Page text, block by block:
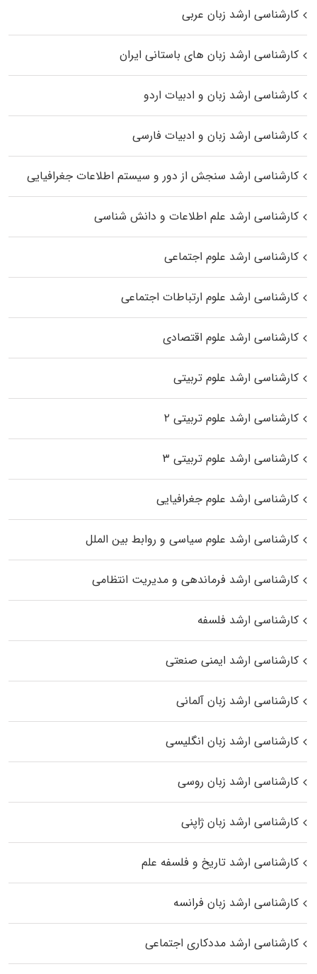
کارشناسی ارشد زبان عربی
کارشناسی ارشد زبان‌ های باستانی ایران
کارشناسی ارشد زبان و ادبیات اردو
کارشناسی ارشد زبان و ادبیات فارسی
کارشناسی ارشد سنجش از دور و سیستم اطلاعات جغرافیایی
کارشناسی ارشد علم اطلاعات و دانش شناسی
کارشناسی ارشد علوم اجتماعی
کارشناسی ارشد علوم ارتباطات اجتماعی
کارشناسی ارشد علوم اقتصادی
کارشناسی ارشد علوم تربیتی
کارشناسی ارشد علوم تربیتی ۲
کارشناسی ارشد علوم تربیتی ۳
کارشناسی ارشد علوم جغرافیایی
کارشناسی ارشد علوم سیاسی و روابط بین الملل
کارشناسی ارشد فرماندهی و مدیریت انتظامی
کارشناسی ارشد فلسفه
کارشناسی ارشد ایمنی صنعتی
کارشناسی ارشد زبان آلمانی
کارشناسی ارشد زبان انگلیسی
کارشناسی ارشد زبان روسی
کارشناسی ارشد زبان ژاپنی
کارشناسی ارشد تاریخ و فلسفه علم
کارشناسی ارشد زبان فرانسه
کارشناسی ارشد مددکاری اجتماعی